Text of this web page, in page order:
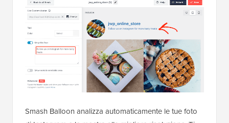
Smash Balloon analizza automaticamente le tue foto